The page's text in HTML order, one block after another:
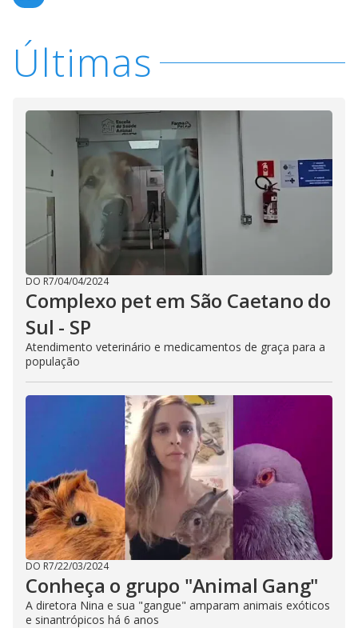
V
i
d
e
o
Últimas
DO R7/04/04/2024
Complexo pet em São Caetano do
Sul - SP
Atendimento veterinário e medicamentos de graça para a
população
DO R7/22/03/2024
Conheça o grupo "Animal Gang"
A diretora Nina e sua "gangue" amparam animais exóticos
e sinantrópicos há 6 anos